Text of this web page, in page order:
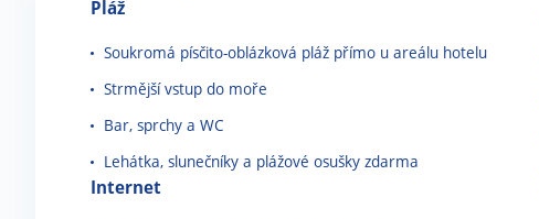
Pláž
Soukromá písčito-oblázková pláž přímo u areálu hotelu
Strmější vstup do moře
Bar, sprchy a WC
Lehátka, slunečníky a plážové osušky zdarma
Internet